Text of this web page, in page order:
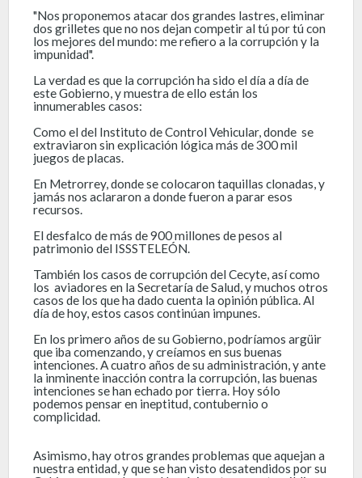
"Nos proponemos atacar dos grandes lastres, eliminar
dos grilletes que no nos dejan competir al tú por tú con
los mejores del mundo: me refiero a la corrupción y la
impunidad".
La verdad es que la corrupción ha sido el día a día de
este Gobierno, y muestra de ello están los
innumerables casos:
Como el del Instituto de Control Vehicular, donde se
extraviaron sin explicación lógica más de 300 mil
juegos de placas.
En Metrorrey, donde se colocaron taquillas clonadas, y
jamás nos aclararon a donde fueron a parar esos
recursos.
El desfalco de más de 900 millones de pesos al
patrimonio del ISSSTELEÓN.
También los casos de corrupción del Cecyte, así como
los aviadores en la Secretaría de Salud, y muchos otros
casos de los que ha dado cuenta la opinión pública. Al
día de hoy, estos casos continúan impunes.
En los primero años de su Gobierno, podríamos argüir
que iba comenzando, y creíamos en sus buenas
intenciones. A cuatro años de su administración, y ante
la inminente inacción contra la corrupción, las buenas
intenciones se han echado por tierra. Hoy sólo
podemos pensar en ineptitud, contubernio o
complicidad.
Asimismo, hay otros grandes problemas que aquejan a
nuestra entidad, y que se han visto desatendidos por su